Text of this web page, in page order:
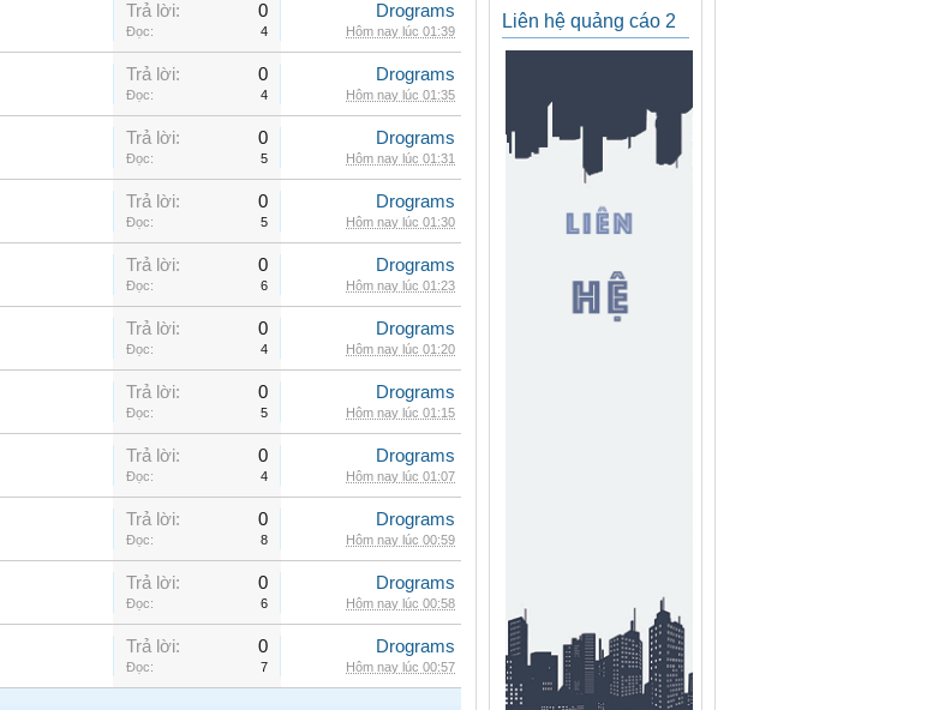
Trả lời: 0
Đọc: 4
Drograms
Hôm nay lúc 01:39
Trả lời: 0
Đọc: 4
Drograms
Hôm nay lúc 01:35
Trả lời: 0
Đọc: 5
Drograms
Hôm nay lúc 01:31
Trả lời: 0
Đọc: 5
Drograms
Hôm nay lúc 01:30
Trả lời: 0
Đọc: 6
Drograms
Hôm nay lúc 01:23
Trả lời: 0
Đọc: 4
Drograms
Hôm nay lúc 01:20
Trả lời: 0
Đọc: 5
Drograms
Hôm nay lúc 01:15
Trả lời: 0
Đọc: 4
Drograms
Hôm nay lúc 01:07
Trả lời: 0
Đọc: 8
Drograms
Hôm nay lúc 00:59
Trả lời: 0
Đọc: 6
Drograms
Hôm nay lúc 00:58
Trả lời: 0
Đọc: 7
Drograms
Hôm nay lúc 00:57
Liên hệ quảng cáo 2